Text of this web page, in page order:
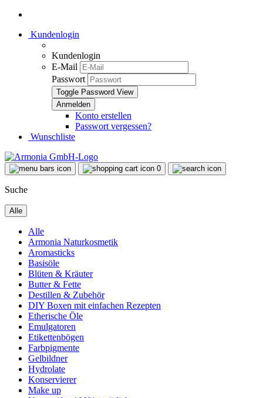
Kundenlogin
Kundenlogin
E-Mail
Passwort
Toggle Password View
Konto erstellen
Passwort vergessen?
Wunschliste
0
Suche
Alle
Alle
Armonia Naturkosmetik
Aromasticks
Basisöle
Blüten & Kräuter
Butter & Fette
Destillen & Zubehör
DIY Boxen mit einfachen Rezepten
Etherische Öle
Emulgatoren
Etikettenbögen
Farbpigmente
Gelbildner
Hydrolate
Konservierer
Make up